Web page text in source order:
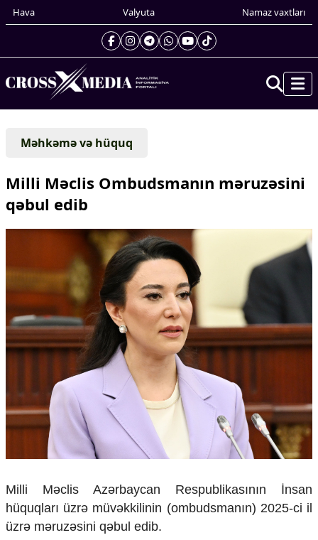
Hava Valyuta Namaz vaxtları
Gündəm
Xarici xəbərlər
Cənubi Qafqaz
Yaxın Şərq
Amerika
Asiya
Afrika
Çarpaz baxış
Təhlil
Geosiyasi
İqtisadi
Sosioloji
Araşdırma
Multimedia
Foto
Video
İnfoqrafika
Podcast
Məhkəmə və hüquq
Milli Məclis Ombudsmanın məruzəsini
qəbul edib
Milli Məclis Azərbaycan Respublikasının İnsan
hüquqları üzrə müvəkkilinin (ombudsmanın) 2025-ci il
üzrə məruzəsini qəbul edib.